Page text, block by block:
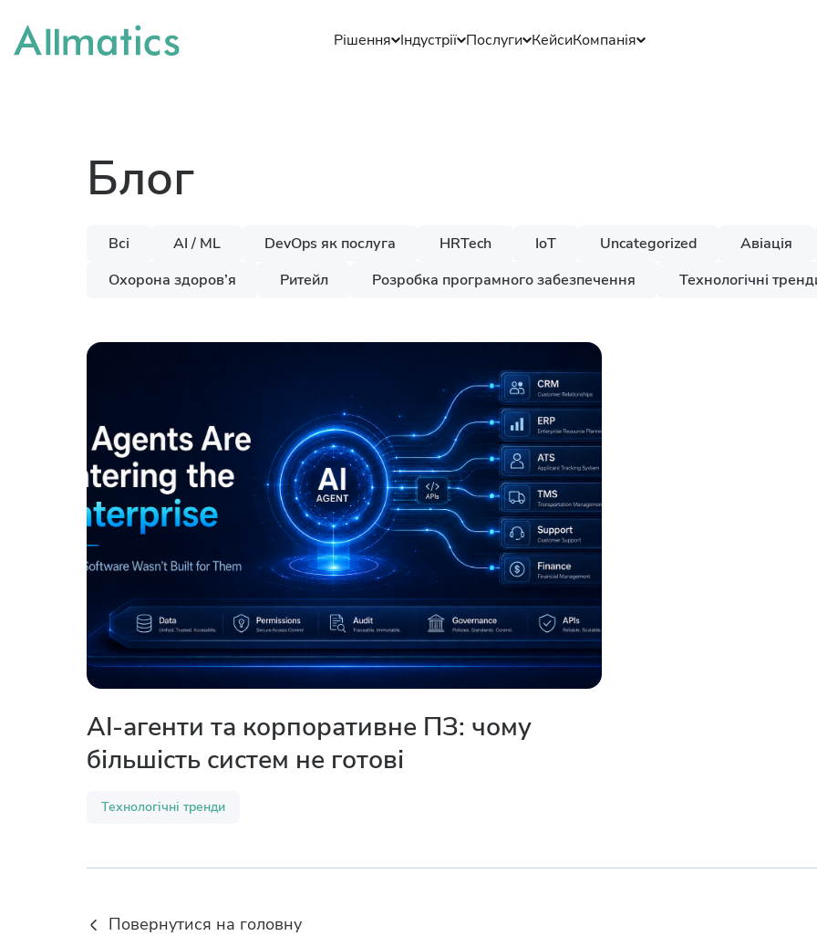
Рішення Індустрії Послуги КейсиКомпанія
Блог
Всі AI / ML DevOps як послуга HRTech IoT Uncategorized Авіація
Охорона здоров’я
Ритейл Розробка програмного забезпечення Технологічні
AI-агенти та корпоративне ПЗ: чому
більшість систем не готові
Технологічні тренди
Повернутися на головну